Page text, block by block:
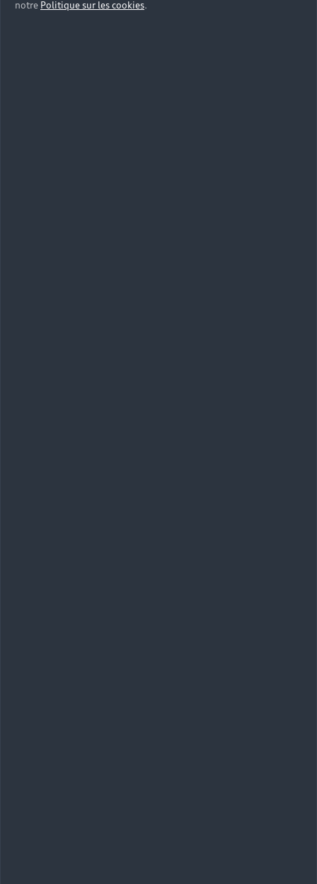
notre Politique sur les cookies.